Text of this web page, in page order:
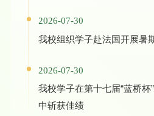
2026-07-30
我校组织学子赴法国开展暑
2026-07-30
我校学子在第十七届“蓝桥
中斩获佳绩